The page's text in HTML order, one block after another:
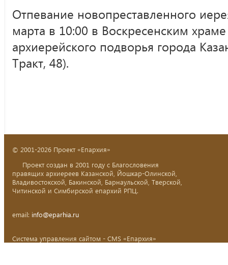
Отпевание новопреставленного
марта в 10:00 в Воскресенским
архиерейского подворья города
Тракт, 48).
© 2001-2026 Проект «Епархия»
Проект создан в 2001 году с Благословения
правящих архиереев Казанской, Йошкар-Олинской,
Владивостокской, Бакинской, Барнаульской, Тверской,
Читинской и Симбирской епархий РПЦ.
email: info@eparhia.ru
Система управления сайтом - CMS «Епархия»